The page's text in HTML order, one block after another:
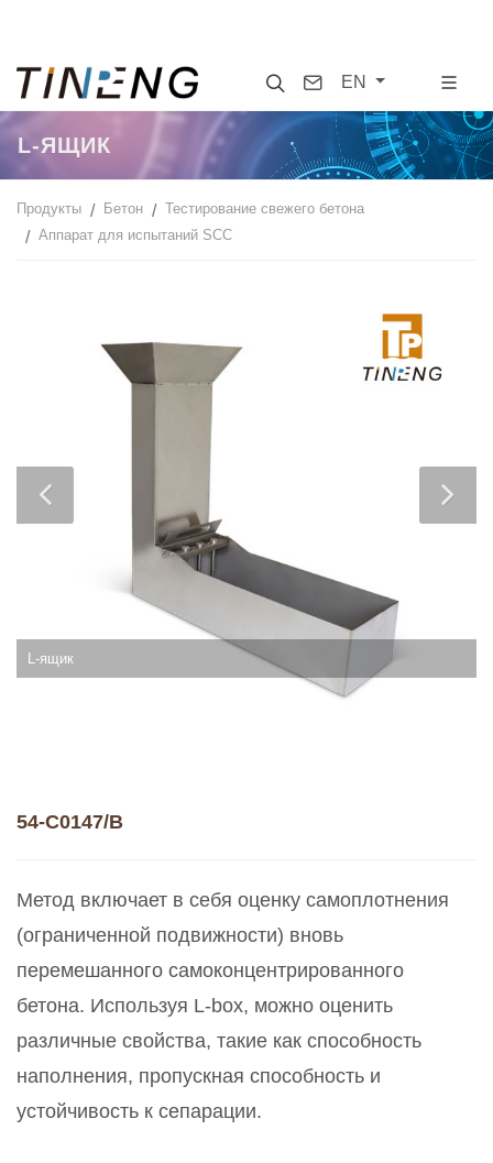
SearchContact
EN
L-ЯЩИК
Продукты Бетон
Тестирование свежего бетона
Аппарат для испытаний SCC
L-ящик
54-C0147/B
Метод включает в себя оценку самоплотнения
(ограниченной подвижности) вновь
перемешанного самоконцентрированного
бетона. Используя L-box, можно оценить
различные свойства, такие как способность
наполнения, пропускная способность и
устойчивость к сепарации.